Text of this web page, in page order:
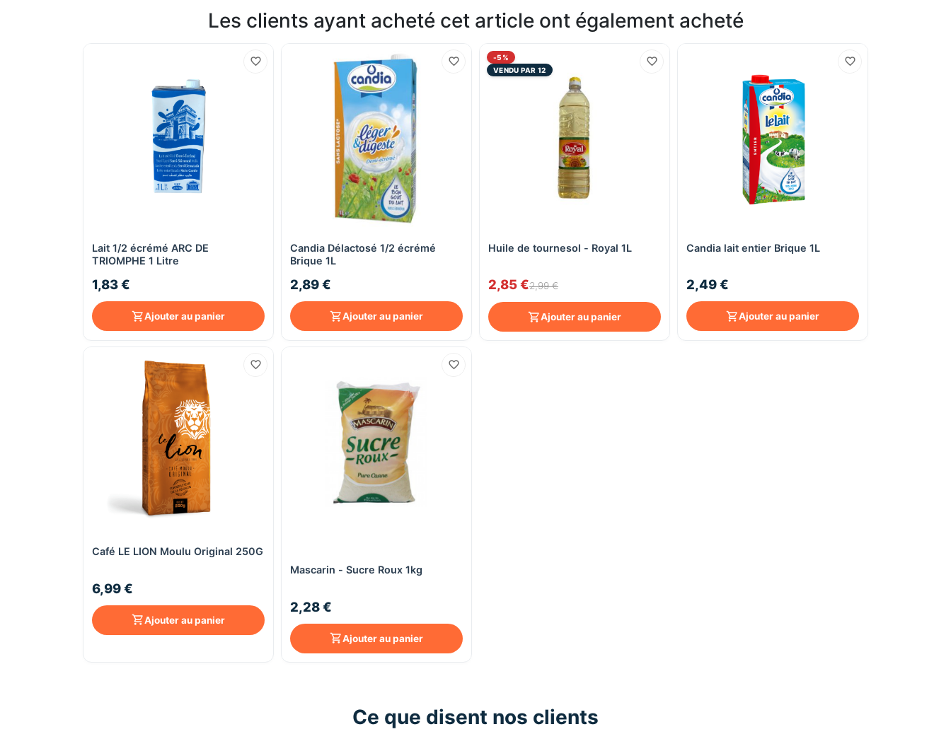
Les clients ayant acheté cet article ont également acheté
Aperçu rapide
Lait 1/2 écrémé ARC DE
TRIOMPHE 1 Litre
1,83 €
Ajouter au panier
Aperçu rapide
Candia Délactosé 1/2 écrémé
Brique 1L
2,89 €
Ajouter au panier
-5%
VENDU PAR 12
Aperçu rapide
Huile de tournesol - Royal 1L
2,85 €2,99 €
Ajouter au panier
Aperçu rapide
Candia lait entier Brique 1L
2,49 €
Ajouter au panier
Aperçu rapide
Café LE LION Moulu Original 250G
6,99 €
Ajouter au panier
Mascarin - Sucre Roux 1kg
2,28 €
Ajouter au panier
Ce que disent nos clients